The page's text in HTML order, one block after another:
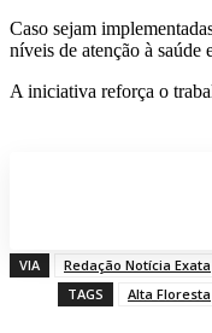
Caso sejam
níveis de atenção à saúde
A iniciativa reforça o
VIA
Redação Notícia Exata
TAGS
Alta Floresta